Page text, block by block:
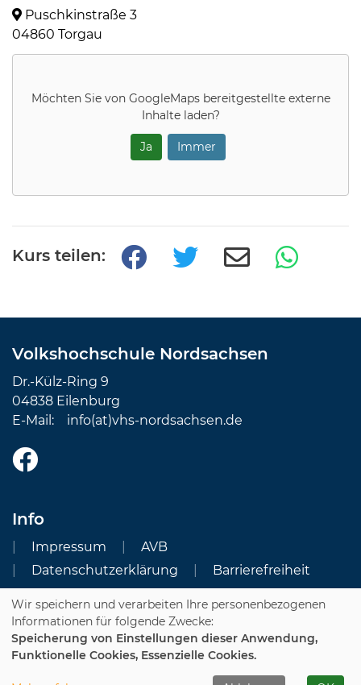
Puschkinstraße 3
04860 Torgau
Möchten Sie von GoogleMapsbereitgestellte externe
Inhalte laden?
Ja Immer
Kurs teilen:
Volkshochschule Nordsachsen
Dr.-Külz-Ring 9
04838 Eilenburg
E-Mail: info(at)vhs-nordsachsen.de
Info
Impressum
AVB
Datenschutzerklärung
Barrierefreiheit
Cookie Einstellungen
Dozenten-Login
Wir speichern und verarbeiten Ihre personenbezogenen
Informationen für folgende Zwecke:
Speicherung von Einstellungen dieser Anwendung,
Funktionelle Cookies, Essenzielle Cookies.